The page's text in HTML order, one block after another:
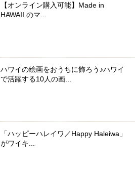
【オンライン購入可能】Made in
HAWAII のマ...
ハワイの絵画をおうちに飾ろう♪ハワイ
で活躍する10人の画...
「ハッピーハレイワ／Happy Haleiwa」
がワイキ...